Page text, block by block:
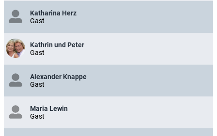
Katharina Herz
Gast
Kathrin und Peter
Gast
Alexander Knappe
Gast
Maria Lewin
Gast